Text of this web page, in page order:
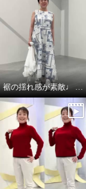
裾の揺れ感が素敵♩ ハヤマブリーズ ワンピース